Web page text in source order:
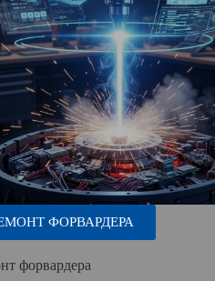
ФОРВАРДЕРА
форвардера